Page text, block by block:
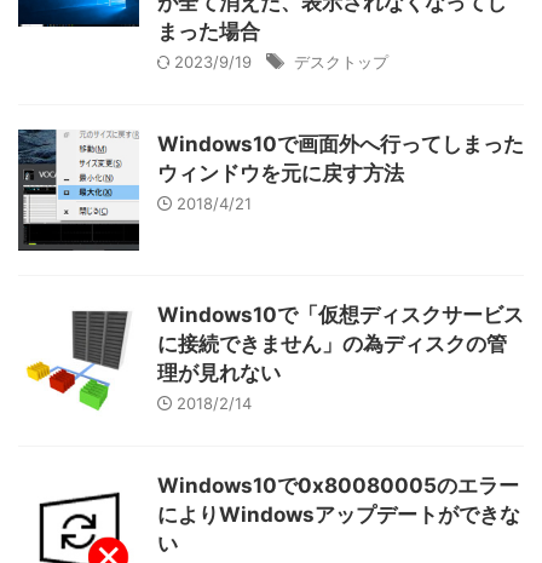
まった場合
2023/9/19 デスクトップ
Windows10で画面外へ行ってしまった
ウィンドウを元に戻す方法
2018/4/21
Windows10で「仮想ディスクサービス
に接続できません」の為ディスクの管
理が見れない
2018/2/14
Windows10で0x80080005のエラー
によりWindowsアップデートができな
い